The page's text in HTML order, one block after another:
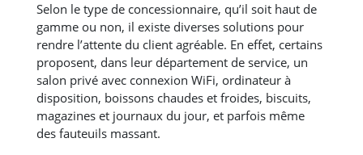
Selon le type de concessionnaire, qu’il soit haut de
gamme ou non, il existe diverses solutions pour
rendre l’attente du client agréable. En effet, certains
proposent, dans leur département de service, un
salon privé avec connexion WiFi, ordinateur à
disposition, boissons chaudes et froides, biscuits,
magazines et journaux du jour, et parfois même
des fauteuils massant.